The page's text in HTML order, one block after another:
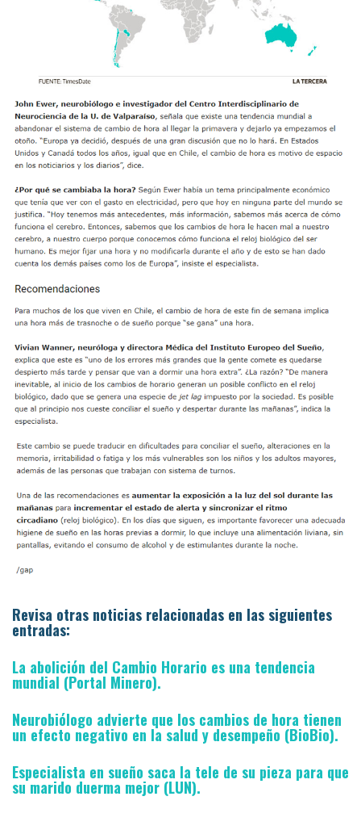
Revisa otras noticias relacionadas en las siguientes
entradas:
La abolición del Cambio Horario es una tendencia
mundial (Portal Minero).
Neurobiólogo advierte que los cambios de hora tienen
un efecto negativo en la salud y desempeño (BioBio).
Especialista en sueño saca la tele de su pieza para que
su marido duerma mejor (LUN).